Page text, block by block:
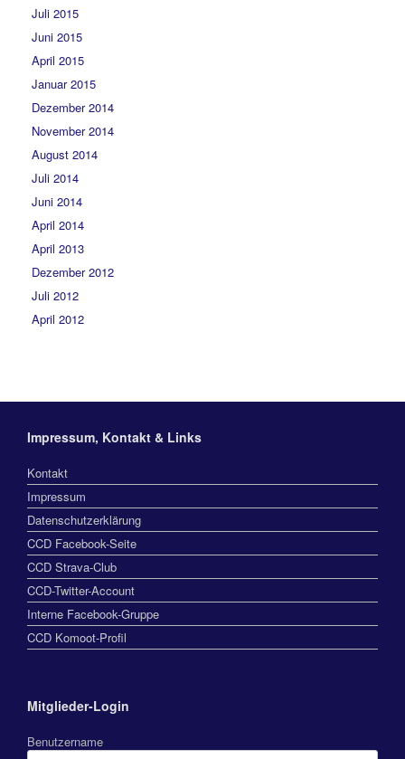
Juli 2015
Juni 2015
April 2015
Januar 2015
Dezember 2014
November 2014
August 2014
Juli 2014
Juni 2014
April 2014
April 2013
Dezember 2012
Juli 2012
April 2012
Impressum, Kontakt & Links
Kontakt
Impressum
Datenschutzerklärung
CCD Facebook-Seite
CCD Strava-Club
CCD-Twitter-Account
Interne Facebook-Gruppe
CCD Komoot-Profil
Mitglieder-Login
Benutzername